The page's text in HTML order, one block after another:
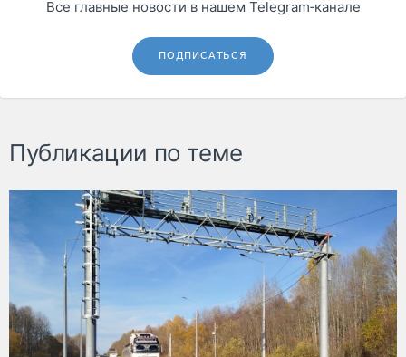
Все главные новости в нашем Telegram‑канале
ПОДПИСАТЬСЯ
Публикации по теме